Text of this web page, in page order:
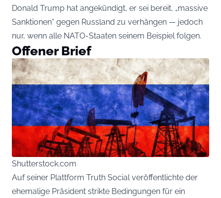
Donald Trump hat angekündigt, er sei bereit, „massive
Sanktionen“ gegen Russland zu verhängen — jedoch
nur, wenn alle NATO-Staaten seinem Beispiel folgen.
Offener Brief
Shutterstock.com
Auf seiner Plattform Truth Social veröffentlichte der
ehemalige Präsident strikte Bedingungen für ein